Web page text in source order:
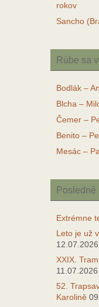
rokov
Sancho
Rúbe sa
Bodlák –
Blcha –
Čemer –
Benito –
Mesác –
Posledné
Extrémne
Leto je už
12.07.2026
XXIX.
11.07.2026
52.
Karolině